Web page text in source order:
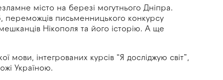
місто на березі могутнього Дніпра.
переможців письменницького конкурсу
Нікополя та його історію. А ще
мови, інтегрованих курсів “Я досліджую світ”,
Україною.